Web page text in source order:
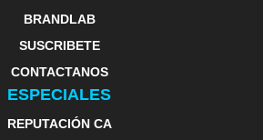
BRANDLAB
SUSCRIBETE
CONTACTANOS
ESPECIALES
REPUTACIÓN CA